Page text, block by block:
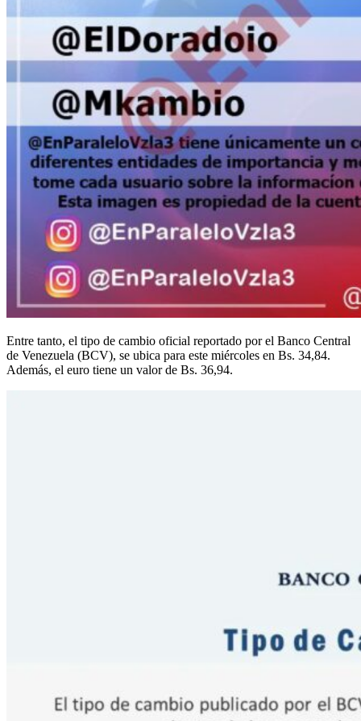
Entre tanto, el tipo de cambio oficial reportado por el Banco Central
de Venezuela (BCV), se ubica para este miércoles en Bs. 34,84.
Además, el euro tiene un valor de Bs. 36,94.